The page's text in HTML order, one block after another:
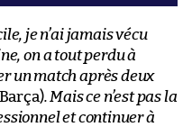
je n’ai jamais vécu
on a tout perdu à
un match après deux
. Mais ce n’est pas la
et continuer à